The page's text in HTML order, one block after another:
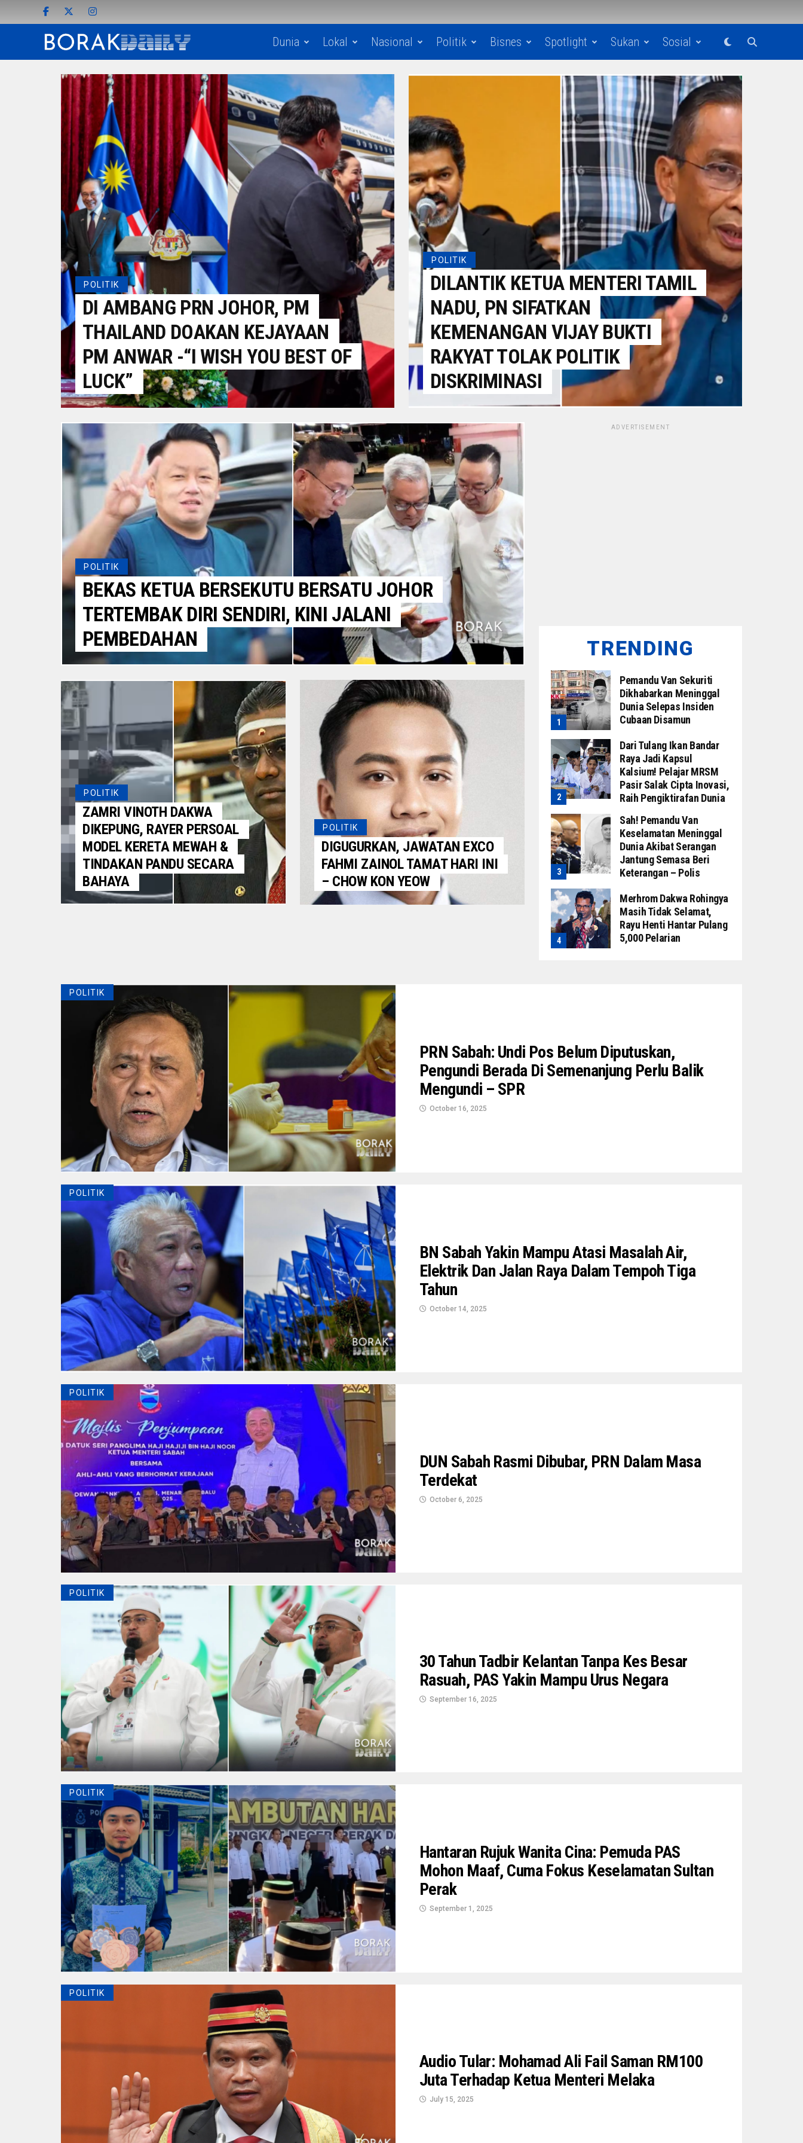
Dunia Lokal Nasional Politik Bisnes Spotlight Sukan Sosial
POLITIK
DI AMBANG PRN JOHOR, PM
THAILAND DOAKAN KEJAYAAN
PM ANWAR -“I WISH YOU BEST OF
LUCK”
POLITIK
DILANTIK KETUA MENTERI TAMIL
NADU, PN SIFATKAN
KEMENANGAN VIJAY BUKTI
RAKYAT TOLAK POLITIK
DISKRIMINASI
POLITIK
BEKAS KETUA BERSEKUTU BERSATU JOHOR
TERTEMBAK DIRI SENDIRI, KINI JALANI
PEMBEDAHAN
POLITIK
ZAMRI VINOTH DAKWA
DIKEPUNG, RAYER PERSOAL
MODEL KERETA MEWAH &
TINDAKAN PANDU SECARA
BAHAYA
POLITIK
DIGUGURKAN, JAWATAN EXCO
FAHMI ZAINOL TAMAT HARI INI
– CHOW KON YEOW
ADVERTISEMENT
TRENDING
Pemandu Van Sekuriti
Dikhabarkan Meninggal
Dunia Selepas Insiden
Cubaan Disamun
Dari Tulang Ikan Bandar
Raya Jadi Kapsul
Kalsium! Pelajar MRSM
Pasir Salak Cipta Inovasi,
Raih Pengiktirafan Dunia
Sah! Pemandu Van
Keselamatan Meninggal
Dunia Akibat Serangan
Jantung Semasa Beri
Keterangan – Polis
Merhrom Dakwa Rohingya
Masih Tidak Selamat,
Rayu Henti Hantar Pulang
5,000 Pelarian
POLITIK
PRN Sabah: Undi Pos Belum Diputuskan,
Pengundi Berada Di Semenanjung Perlu Balik
Mengundi – SPR
October 16, 2025
POLITIK
BN Sabah Yakin Mampu Atasi Masalah Air,
Elektrik Dan Jalan Raya Dalam Tempoh Tiga
Tahun
October 14, 2025
POLITIK
DUN Sabah Rasmi Dibubar, PRN Dalam Masa
Terdekat
October 6, 2025
POLITIK
30 Tahun Tadbir Kelantan Tanpa Kes Besar
Rasuah, PAS Yakin Mampu Urus Negara
September 16, 2025
POLITIK
Hantaran Rujuk Wanita Cina: Pemuda PAS
Mohon Maaf, Cuma Fokus Keselamatan Sultan
Perak
September 1, 2025
POLITIK
Audio Tular: Mohamad Ali Fail Saman RM100
Juta Terhadap Ketua Menteri Melaka
July 15, 2025